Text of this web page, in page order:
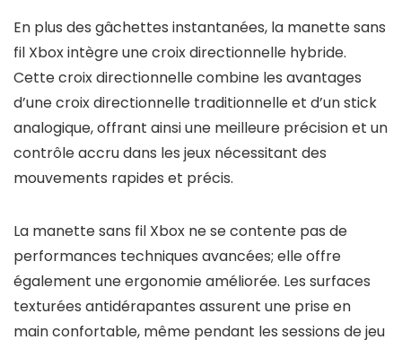
En plus des gâchettes instantanées, la manette sans
fil Xbox intègre une croix directionnelle hybride.
Cette croix directionnelle combine les avantages
d’une croix directionnelle traditionnelle et d’un stick
analogique, offrant ainsi une meilleure précision et un
contrôle accru dans les jeux nécessitant des
mouvements rapides et précis.
La manette sans fil Xbox ne se contente pas de
performances techniques avancées; elle offre
également une ergonomie améliorée. Les surfaces
texturées antidérapantes assurent une prise en
main confortable, même pendant les sessions de jeu